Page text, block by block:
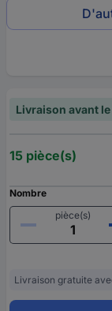
Livraison avant
15 pièce(s)
Nombre
pièce(s)
Livraison gratuite